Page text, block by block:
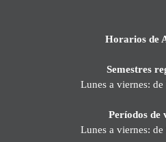
Horarios de
Semestres
Lunes a viernes:
Períodos de
Lunes a viernes: